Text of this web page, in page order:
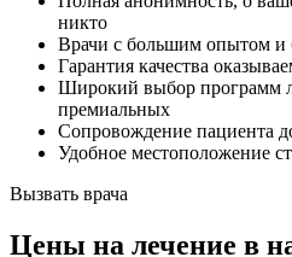
никто
Врачи с большим опытом и
Гарантия качества
Широкий выбор программ
премиальных
Сопровождение пациента
Удобное местоположение
Вызвать врача
Цены на лечение в